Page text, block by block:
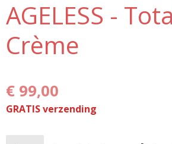
AGELESS -
Crème
€ 99,00
GRATIS verzending